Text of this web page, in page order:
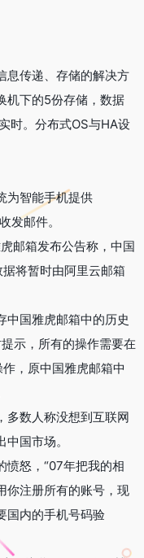
息传递、存储的解决方
机下的5份存储，数据
时。分布式OS与HA设
为智能手机提供
发邮件。
邮箱发布公告称，中国
将暂时由阿里云邮箱
中国雅虎邮箱中的历史
示，所有的操作需要在
，原中国雅虎邮箱中
多数人称没想到互联网
国市场。
愤怒，“07年把我的相
你注册所有的账号，现
国内的手机号码验